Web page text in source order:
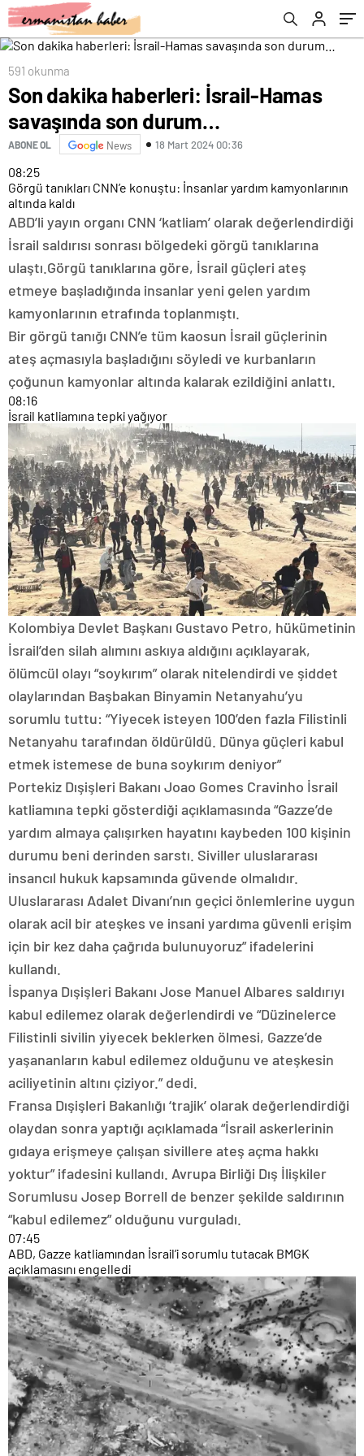
591 okunma
Son dakika haberleri: İsrail-Hamas
savaşında son durum…
ABONE OL News 18 Mart 2024 00:36
08:25
Görgü tanıkları CNN’e konuştu: İnsanlar yardım kamyonlarının
altında kaldı
ABD’li yayın organı CNN ‘katliam’ olarak değerlendirdiği
İsrail saldırısı sonrası bölgedeki görgü tanıklarına
ulaştı.Görgü tanıklarına göre, İsrail güçleri ateş
etmeye başladığında insanlar yeni gelen yardım
kamyonlarının etrafında toplanmıştı.
Bir görgü tanığı CNN’e tüm kaosun İsrail güçlerinin
ateş açmasıyla başladığını söyledi ve kurbanların
çoğunun kamyonlar altında kalarak ezildiğini anlattı.
08:16
İsrail katliamına tepki yağıyor
Kolombiya Devlet Başkanı Gustavo Petro, hükümetinin
İsrail’den silah alımını askıya aldığını açıklayarak,
ölümcül olayı “soykırım” olarak nitelendirdi ve şiddet
olaylarından Başbakan Binyamin Netanyahu’yu
sorumlu tuttu: “Yiyecek isteyen 100’den fazla Filistinli
Netanyahu tarafından öldürüldü. Dünya güçleri kabul
etmek istemese de buna soykırım deniyor”
Portekiz Dışişleri Bakanı Joao Gomes Cravinho İsrail
katliamına tepki gösterdiği açıklamasında “Gazze’de
yardım almaya çalışırken hayatını kaybeden 100 kişinin
durumu beni derinden sarstı. Siviller uluslararası
insancıl hukuk kapsamında güvende olmalıdır.
Uluslararası Adalet Divanı’nın geçici önlemlerine uygun
olarak acil bir ateşkes ve insani yardıma güvenli erişim
için bir kez daha çağrıda bulunuyoruz” ifadelerini
kullandı.
İspanya Dışişleri Bakanı Jose Manuel Albares saldırıyı
kabul edilemez olarak değerlendirdi ve “Düzinelerce
Filistinli sivilin yiyecek beklerken ölmesi, Gazze’de
yaşananların kabul edilemez olduğunu ve ateşkesin
aciliyetinin altını çiziyor.” dedi.
Fransa Dışişleri Bakanlığı ‘trajik’ olarak değerlendirdiği
olaydan sonra yaptığı açıklamada “İsrail askerlerinin
gıdaya erişmeye çalışan sivillere ateş açma hakkı
yoktur” ifadesini kullandı. Avrupa Birliği Dış İlişkiler
Sorumlusu Josep Borrell de benzer şekilde saldırının
“kabul edilemez” olduğunu vurguladı.
07:45
ABD, Gazze katliamından İsrail’i sorumlu tutacak BMGK
açıklamasını engelledi